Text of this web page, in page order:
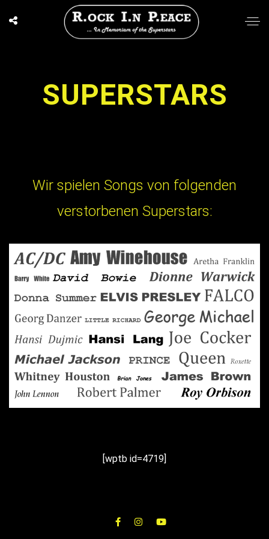
SUPERSTARS
Wir spielen Songs von folgenden
verstorbenen Superstars:
[wptb id=4719]